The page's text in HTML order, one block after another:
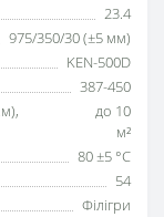
23.4
975/350/30 (±5 мм)
KEN-500D
387-450
до 10
м²
80 ±5 °С
54
Філігри